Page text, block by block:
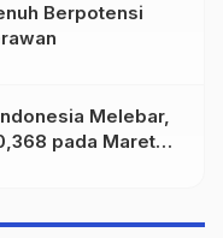
Berpotensi
Melebar,
pada Maret